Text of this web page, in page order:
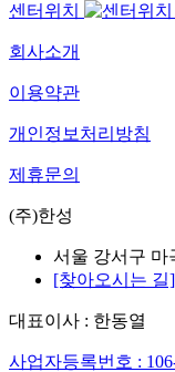
센터위치
회사소개
이용약관
개인정보처리방침
제휴문의
(주)한성
서울 강서구 마
[찾아오시는 길]
대표이사 : 한동열
사업자등록번호 :